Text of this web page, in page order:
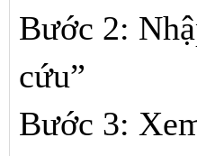
Bước 2:
cứu”
Bước 3: